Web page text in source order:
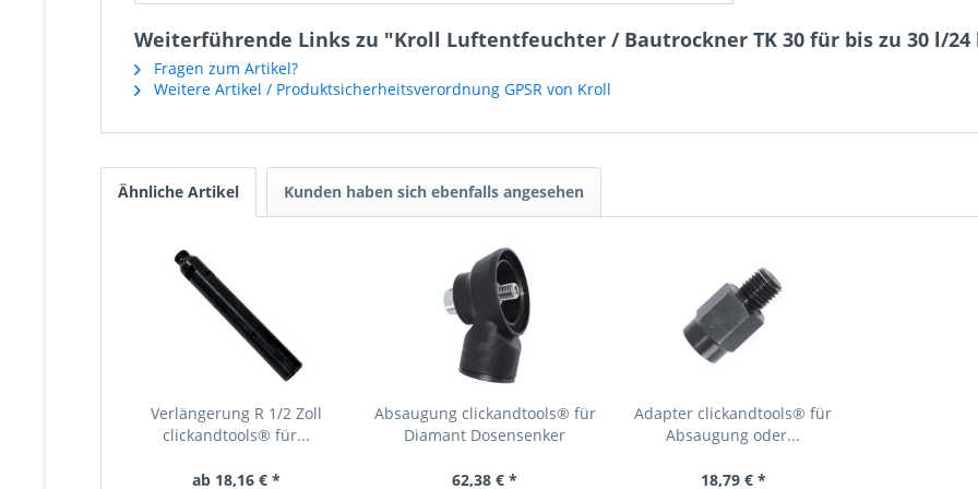
Weiterführende Links zu "Kroll Luftentfeuchter / Bautrockner TK 30 für bis zu 30 l/24
Fragen zum Artikel?
Weitere Artikel / Produktsicherheitsverordnung GPSR von Kroll
Ähnliche Artikel Kunden haben sich ebenfalls angesehen
Verlängerung R 1/2 Zoll
clickandtools® für...
ab 18,16 € *
Absaugung clickandtools® für
Diamant Dosensenker
62,38 € *
Adapter clickandtools® für
Absaugung oder...
18,79 € *